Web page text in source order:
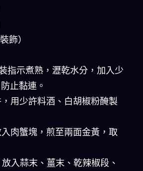
飾）
指示煮熟，瀝乾水分，加入少
止黏連。
用少許料酒、白胡椒粉醃製
肉蟹塊，煎至兩面金黃，取
入蒜末、薑末、乾辣椒段、